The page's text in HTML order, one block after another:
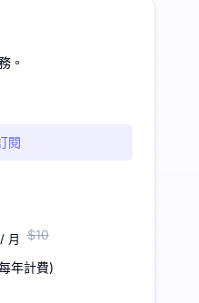
。
閱
/ 月 $10
年計費)